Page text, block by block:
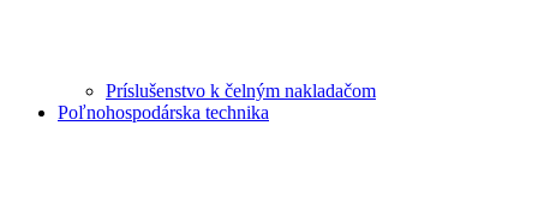
Príslušenstvo k čelným nakladačom
Poľnohospodárska technika